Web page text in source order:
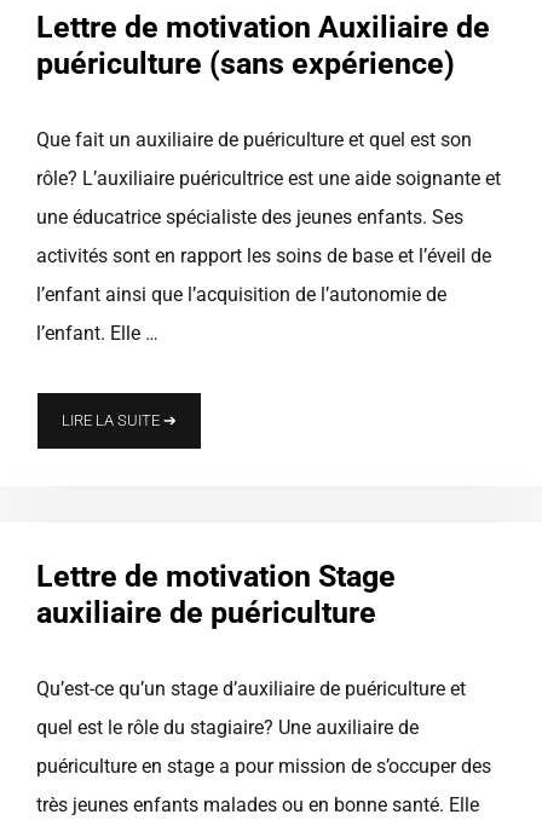
Lettre de motivation Auxiliaire de
puériculture (sans expérience)
Que fait un auxiliaire de puériculture et quel est son
rôle? L’auxiliaire puéricultrice est une aide soignante et
une éducatrice spécialiste des jeunes enfants. Ses
activités sont en rapport les soins de base et l’éveil de
l’enfant ainsi que l’acquisition de l’autonomie de
l’enfant. Elle …
LIRE LA SUITE ➔
Lettre de motivation Stage
auxiliaire de puériculture
Qu’est-ce qu’un stage d’auxiliaire de puériculture et
quel est le rôle du stagiaire? Une auxiliaire de
puériculture en stage a pour mission de s’occuper des
très jeunes enfants malades ou en bonne santé. Elle